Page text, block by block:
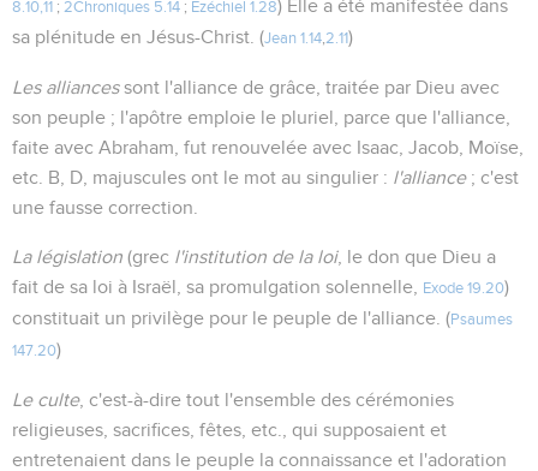
8.10,11 ; 2Chroniques 5.14 ; Ezéchiel 1.28) Elle a été manifestée dans
sa plénitude en Jésus-Christ. (Jean 1.14 2.11)
Les alliancessont l'alliance de grâce, traitée par Dieu avec
son peuple ; l'apôtre emploie le pluriel, parce que l'alliance,
faite avec Abraham, fut renouvelée avec Isaac, Jacob, Moïse,
etc. B, D, majuscules ont le mot au singulier : l'alliance; c'est
une fausse correction.
La législation (grec l'institution de la loi, le don que Dieu a
fait de sa loi à Israël, sa promulgation solennelle,
Exode 19.20)
constituait un privilège pour le peuple de l'alliance. (Psaumes
147.20)
Le culte, c'est-à-dire tout l'ensemble des cérémonies
religieuses, sacrifices, fêtes, etc., qui supposaient et
entretenaient dans le peuple la connaissance et l'adoration